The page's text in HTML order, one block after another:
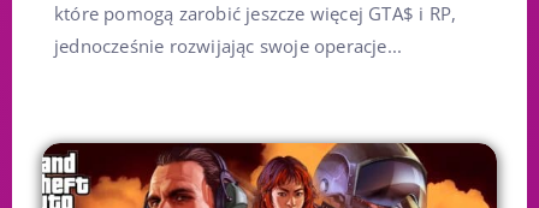
które pomogą zarobić jeszcze więcej GTA$ i RP,
jednocześnie rozwijając swoje operacje...